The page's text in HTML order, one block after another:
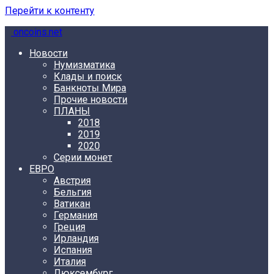
Перейти к контенту
oncoins.net
Новости
Нумизматика
Клады и поиск
Банкноты Мира
Прочие новости
ПЛАНЫ
2018
2019
2020
Серии монет
ЕВРО
Австрия
Бельгия
Ватикан
Германия
Греция
Ирландия
Испания
Италия